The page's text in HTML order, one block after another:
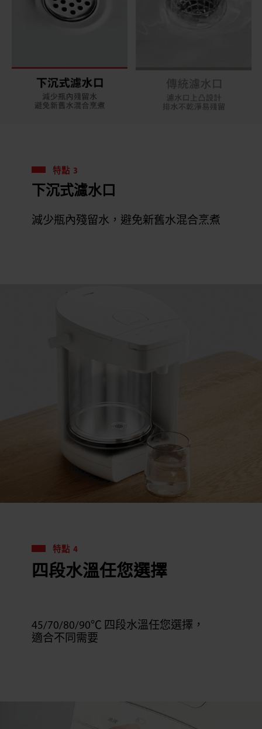
特點 3
下沉式濾水口
減少瓶內殘留水，避免新舊水混合烹煮
特點 4
四段水溫任您選擇
45/70/80/90℃ 四段水溫任您選擇，
適合不同需要